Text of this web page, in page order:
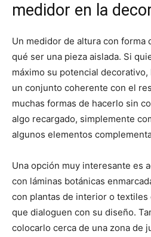
medidor en la
Un medidor de altura con forma
qué ser una pieza aislada. Si
máximo su potencial
un conjunto coherente con el
muchas formas de hacerlo sin
algo recargado, simplemente
algunos elementos
Una opción muy interesante es
con láminas botánicas
con plantas de interior o
que dialoguen con su diseño.
colocarlo cerca de una zona de